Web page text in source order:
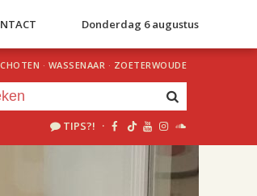
Donderdag 6 augustus
· WASSENAAR · ZOETERWOUDE
TIPS?! ·
uur 1 van 2
Volgend uur